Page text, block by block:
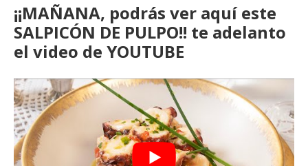
¡¡MAÑANA, podrás ver aquí este
SALPICÓN DE PULPO!! te adelanto
el video de YOUTUBE